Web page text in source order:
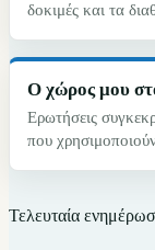
δοκιμές και τα
Ο χώρος μου
Ερωτήσεις
που
Τελευταία